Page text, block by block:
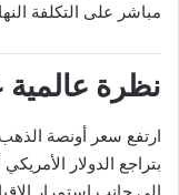
مباشر على التكلفة
نظرة
بتراجع الدولار